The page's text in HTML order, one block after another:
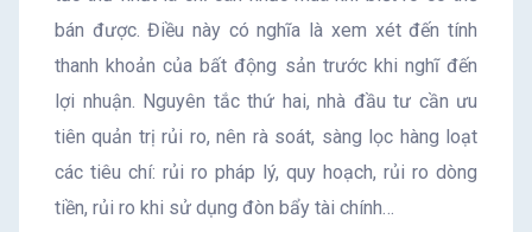
bán được. Điều này có nghĩa là xem xét đến tính
thanh khoản của bất động sản trước khi nghĩ đến
lợi nhuận. Nguyên tắc thứ hai, nhà đầu tư cần ưu
tiên quản trị rủi ro, nên rà soát, sàng lọc hàng loạt
các tiêu chí: rủi ro pháp lý, quy hoạch, rủi ro dòng
tiền, rủi ro khi sử dụng đòn bẩy tài chính…